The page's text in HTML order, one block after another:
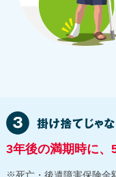
3年後の満期時に、
死亡・後遺障害保険金